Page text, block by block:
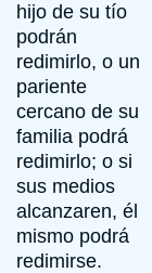
hijo de su tío
podrán
redimirlo, o un
pariente
cercano de su
familia podrá
redimirlo; o si
sus medios
alcanzaren, él
mismo podrá
redimirse.